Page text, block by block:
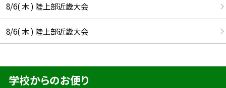
8/6( 木 ) 陸上部近畿大会
8/6( 木 ) 陸上部近畿大会
学校からのお便り